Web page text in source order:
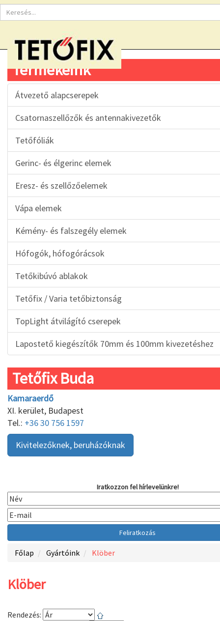
Termékeink
Átvezető alapcserepek
Csatornaszellőzők és antennakivezetők
Tetőfóliák
Gerinc- és élgerinc elemek
Eresz- és szellőzőelemek
Vápa elemek
Kémény- és falszegély elemek
Hófogók, hófogórácsok
Tetőkibúvó ablakok
Tetőfix / Varia tetőbiztonság
TopLight átvilágító cserepek
Lapostető kiegészítők 70mm és 100mm kivezetéshez
Tetőfix Buda
Kamaraerdő
XI. kerület, Budapest
Tel.: +36 30 756 1597
Kivitelezőknek, beruházóknak
Iratkozzon fel hírlevelünkre!
Főlap Gyártóink Klöber
Klöber
Rendezés: